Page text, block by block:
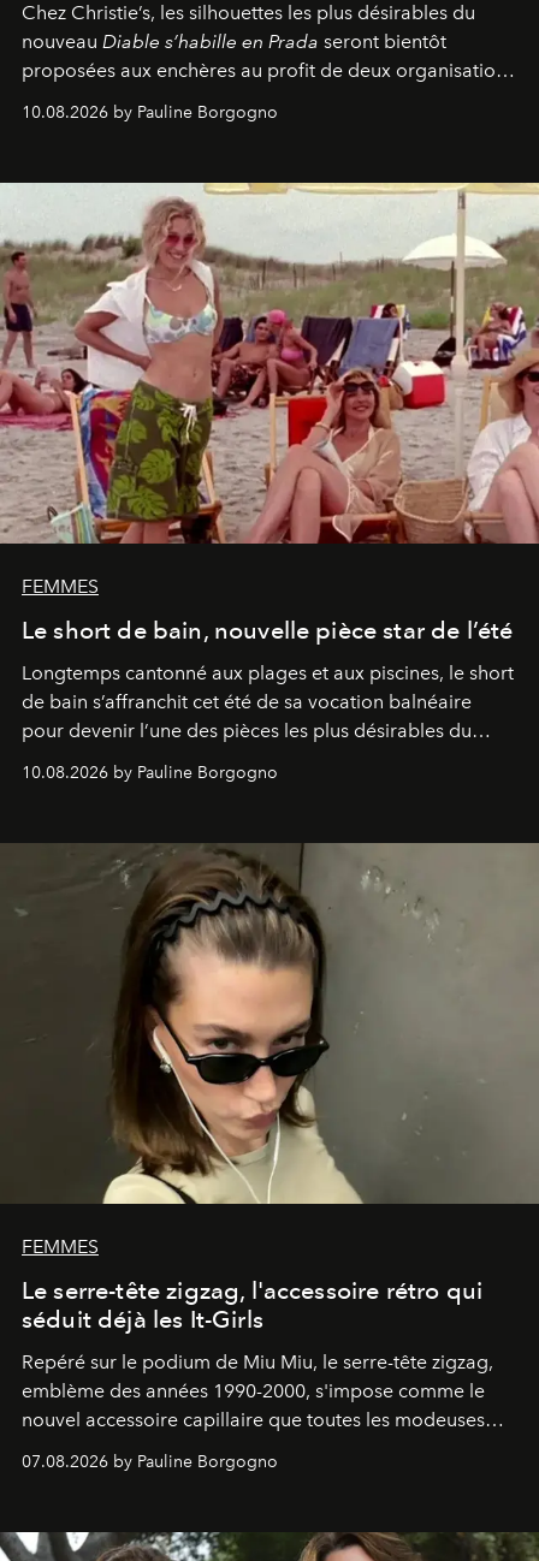
Chez Christie’s, les silhouettes les plus désirables du
nouveau Diable s’habille en Prada seront bientôt
proposées aux enchères au profit de deux organisations
engagées pour la presse et la mode.
10.08.2026 by Pauline Borgogno
FEMMES
Le short de bain, nouvelle pièce star de l’été
Longtemps cantonné aux plages et aux piscines, le short
de bain s’affranchit cet été de sa vocation balnéaire
pour devenir l’une des pièces les plus désirables du
10.08.2026 by Pauline Borgogno
FEMMES
Le serre-tête zigzag, l'accessoire rétro qui
séduit déjà les It-Girls
Repéré sur le podium de Miu Miu, le serre-tête zigzag,
emblème des années 1990-2000, s'impose comme le
nouvel accessoire capillaire que toutes les modeuses
s'arrachent déjà.
07.08.2026 by Pauline Borgogno